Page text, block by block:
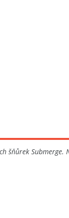
šňůrek Submerge.